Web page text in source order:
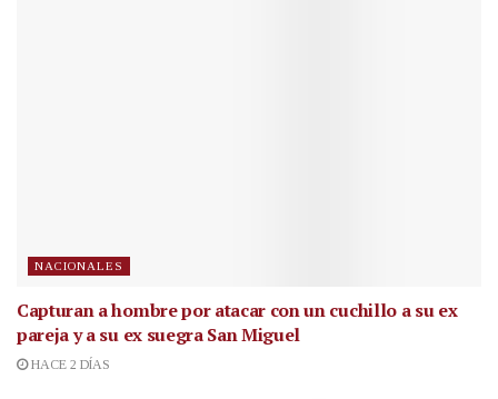
NACIONALES
Capturan a hombre por atacar con un cuchillo a su ex
pareja y a su ex suegra San Miguel
HACE 2 DÍAS